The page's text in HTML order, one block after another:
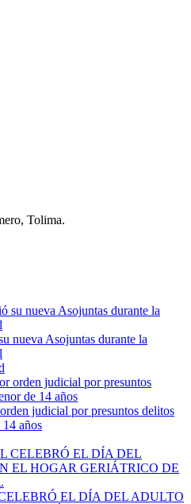
Tolima.
nueva Asojuntas durante la
judicial por presuntos delitos
14 años
EL DÍA DEL ADULTO